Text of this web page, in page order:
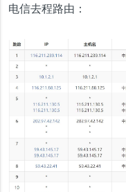
电信去程路由：